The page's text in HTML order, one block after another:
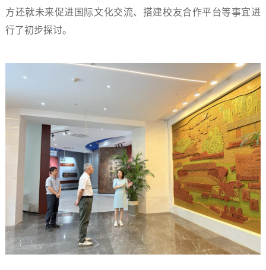
方还就未来促进国际文化交流、搭建校友合作平台等事宜进
行了初步探讨。